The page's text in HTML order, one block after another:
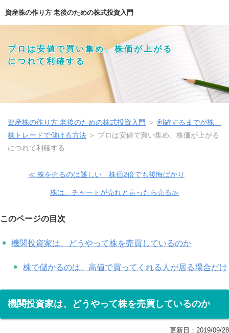
資産株の作り方 老後のための株式投資入門
プロは安値で買い集め、株価が上がる
につれて利確する
資産株の作り方 老後のための株式投資入門 ＞ 利確するまでが株
株トレードで儲ける方法 ＞ プロは安値で買い集め、株価が上がる
につれて利確する
≪ 株を売るのは難しい 株価2倍でも後悔ばかり
株は、チャートが売れと言ったら売る≫
このページの目次
機関投資家は、どうやって株を売買しているのか
株で儲かるのは、高値で買ってくれる人が居る場合だけ
機関投資家は、どうやって株を売買しているのか
更新日： 2019/09/28